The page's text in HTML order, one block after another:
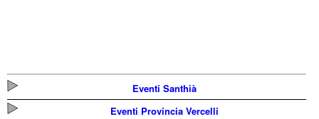
Eventi Santhià
Eventi Provincia Vercelli